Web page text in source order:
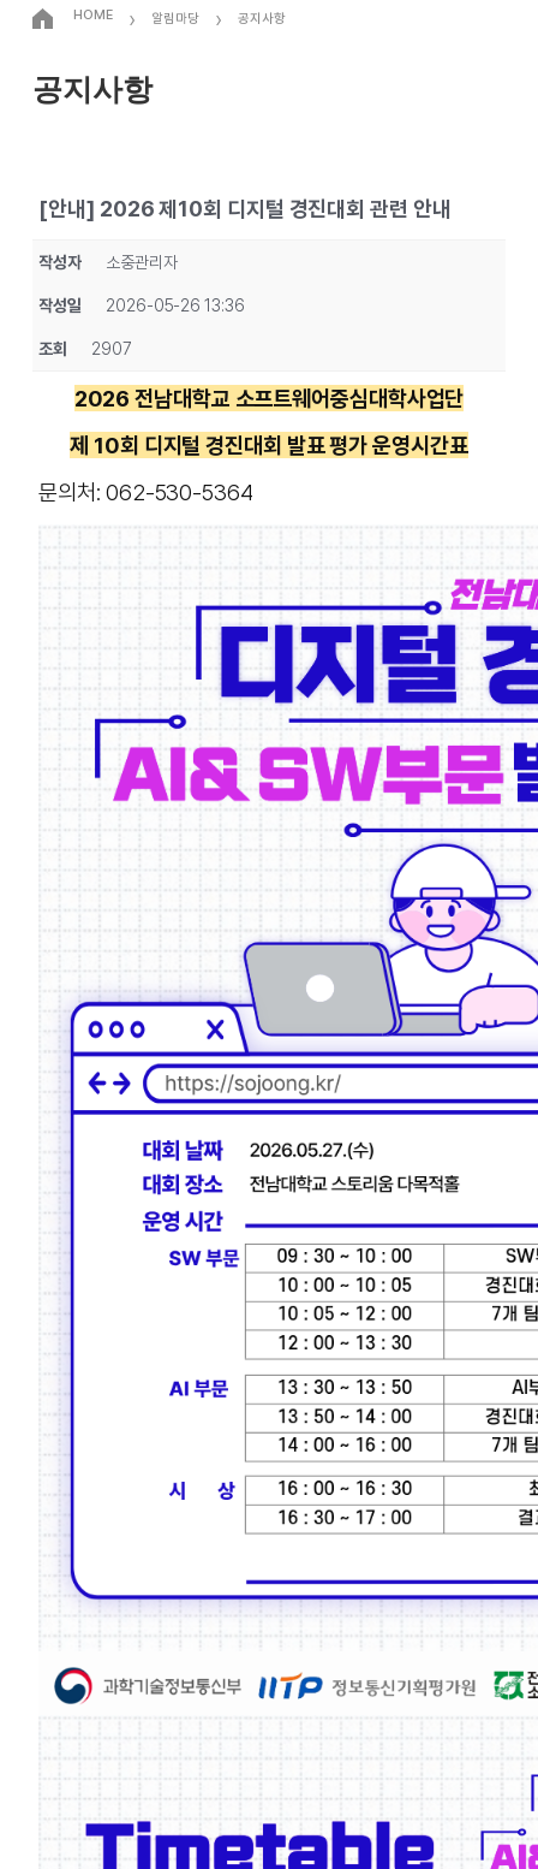
HOME › 알림마당 › 공지사항
공지사항
[안내] 2026 제10회 디지털 경진대회 관련 안내
작성자 소중관리자
작성일 2026-05-26 13:36
조회 2907
2026 전남대학교 소프트웨어중심대학사업단
제 10회 디지털 경진대회 발표 평가 운영시간표
문의처: 062-530-5364